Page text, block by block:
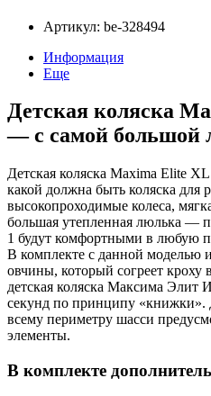
Артикул: be-328494
Информация
Еще
Детская коляска
— с самой большой
Детская коляска Maxima Elite
какой должна быть коляска
высокопроходимые колеса,
большая утепленная люлька —
1 будут комфортными в любую
В комплекте с данной моделью
овчины, который согреет кроху
детская коляска Максима Элит
секунд по принципу «книжки».
всему периметру шасси
элементы.
В комплекте